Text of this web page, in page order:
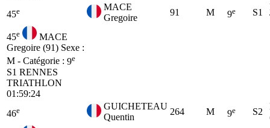
45e
MACE
Gregoire
91 M 9e S1
45e
MACE
Gregoire (91) Sexe :
M - Catégorie : 9e
S1 RENNES
TRIATHLON
01:59:24
46e
GUICHETEAU
Quentin
264 M 9e S2